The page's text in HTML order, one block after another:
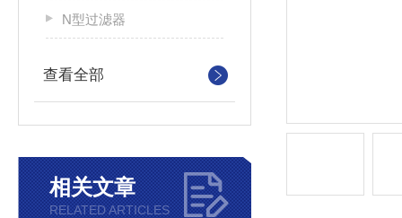
N型过滤器
查看全部
相关文章
RELATED ARTICLES